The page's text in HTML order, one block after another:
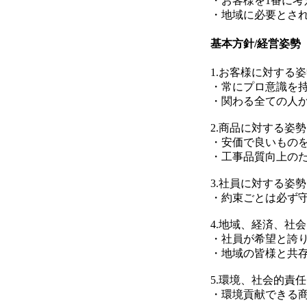
・地域に必要とさ
基本方針/経営姿勢
1.お客様に対する
・常にプロ意識を
・関わる全ての人
2.商品に対する姿勢
・安価で良いもの
・工事品質向上の
3.社員に対する姿勢
・約束ごとは必ず
4.地域、経済、社
・社員が希望と誇
・地域の皆様と共
5.環境、社会的責
・環境貢献できる